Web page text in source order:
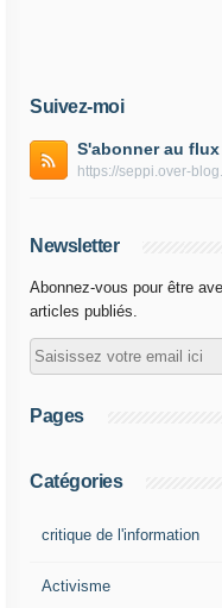
Suivez-moi
S'abonner au flux
https://seppi.over-
Newsletter
Abonnez-vous pour être
articles publiés.
Pages
Catégories
critique de l'information
Activisme